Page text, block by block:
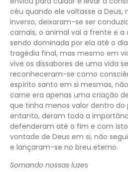
céu quando ele voltasse a
inverso, deixaram-se ser
carnais, o animal vai a frente e a
sendo dominada por ela até o
tragédia final, mas mesmo em
vive os dissabores de uma vida
reconheceram-se como
espírito santo em si mesmas,
carne era apenas uma criação
que tinha menos valor dentro do
entanto, deram toda a
defenderam até o fim e com
vontade de Deus em si, não
e lançaram-se no breu eterno.
Somando nossas luzes